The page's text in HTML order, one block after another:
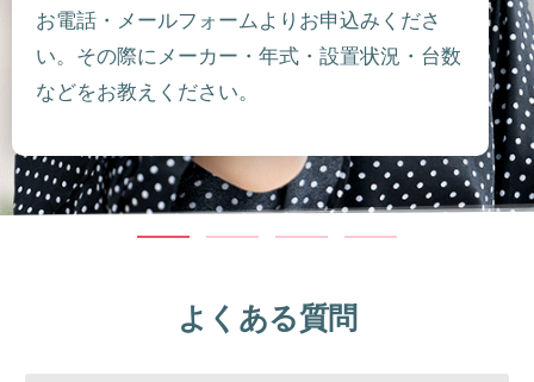
お電話・メールフォームよりお申込みくださ
い。その際にメーカー・年式・設置状況・台数
などをお教えください。
よくある質問